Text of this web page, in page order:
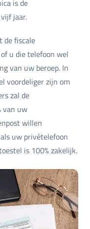
is de
jaar.
de fiscale
u die telefoon wel
van uw beroep. In
voordeliger zijn om
zal de
van uw
willen
uw privételefoon
is 100% zakelijk.